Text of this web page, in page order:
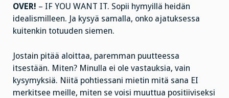
OVER! – IF YOU WANT IT. Sopii hymyillä heidän
idealismilleen. Ja kysyä samalla, onko ajatuksessa
kuitenkin totuuden siemen.
Jostain pitää aloittaa, paremman puutteessa
itsestään. Miten? Minulla ei ole vastauksia, vain
kysymyksiä. Niitä pohtiessani mietin mitä sana EI
merkitsee meille, miten se voisi muuttua positiiviseksi